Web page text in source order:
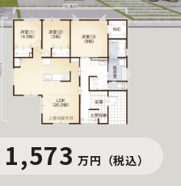
1,573 万円 （税込）